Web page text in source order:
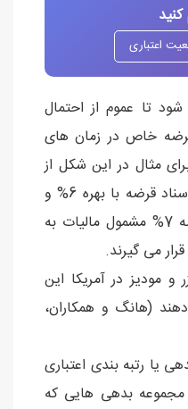
کنید
اعتباری
تا عموم از احتمال
خاص در زمان های
مثال در این شکل از
رتبه بندی بیان می شود که اسناد قرضه با بهره 6% و
معاف از مالیات و اسناد قرضه 7% مشمول مالیات به
و مودیز در آمریکا این
(هانگ و همکاران،
یا رتبه بندی اعتباری
مجموعه بدهی هایی که